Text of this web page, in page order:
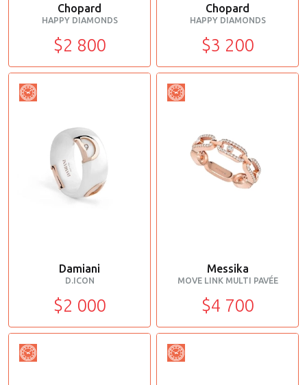
Chopard
HAPPY DIAMONDS
$2 800
Chopard
HAPPY DIAMONDS
$3 200
Damiani
D.ICON
$2 000
Messika
MOVE LINK MULTI PAVÉE
$4 700